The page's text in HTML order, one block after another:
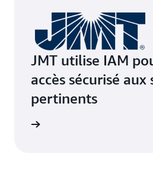
JMT utilise IAM
accès sécurisé aux
pertinents